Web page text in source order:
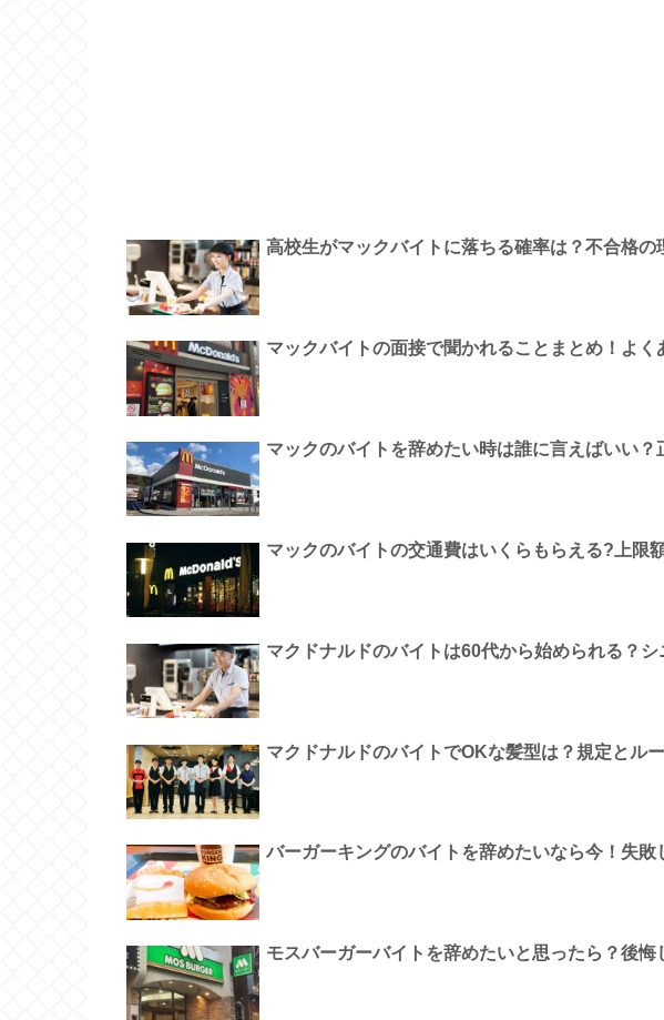
高校生がマックバイトに落ちる確率は？不合格の
マックバイトの面接で聞かれることまとめ！よく
マックのバイトを辞めたい時は誰に言えばいい？
マックのバイトの交通費はいくらもらえる?上限
マクドナルドのバイトは60代から始められる？
マクドナルドのバイトでOKな髪型は？規定とル
バーガーキングのバイトを辞めたいなら今！失敗
モスバーガーバイトを辞めたいと思ったら？後悔